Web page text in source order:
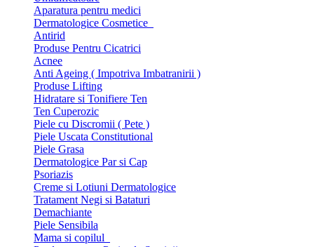
Aparatura pentru medici
Dermatologice Cosmetice
Antirid
Produse Pentru Cicatrici
Acnee
Anti Ageing ( Impotriva Imbatranirii )
Produse Lifting
Hidratare si Tonifiere Ten
Ten Cuperozic
Piele cu Discromii ( Pete )
Piele Uscata Constitutional
Piele Grasa
Dermatologice Par si Cap
Psoriazis
Creme si Lotiuni Dermatologice
Tratament Negi si Bataturi
Demachiante
Piele Sensibila
Mama si copilul